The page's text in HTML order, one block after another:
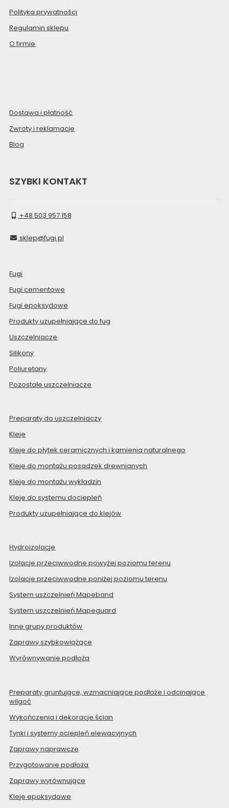
Polityka prywatności
Regulamin sklepu
O firmie
Dostawa i płatność
Zwroty i reklamacje
Blog
SZYBKI KONTAKT
+48 503 957 158
sklep@fugi.pl
Fugi
Fugi cementowe
Fugi epoksydowe
Produkty uzupełniające do fug
Uszczelniacze
Silikony
Poliuretany
Pozostałe uszczelniacze
Preparaty do uszczelniaczy
Kleje
Kleje do płytek ceramicznych i kamienia naturalnego
Kleje do montażu posadzek drewnianych
Kleje do montażu wykładzin
Kleje do systemu dociepleń
Produkty uzupełniające do klejów
Hydroizolacje
Izolacje przeciwwodne powyżej poziomu terenu
Izolacje przeciwwodne poniżej poziomu terenu
System uszczelnień Mapeband
System uszczelnień Mapeguard
Inne grupy produktów
Zaprawy szybkowiążące
Wyrównywanie podłoża
Preparaty gruntujące, wzmacniające podłoże i odcinające
wilgoć
Wykończenia i dekoracje ścian
Tynki i systemy ociepleń elewacyjnych
Zaprawy naprawcze
Przygotowanie podłoża
Zaprawy wyrównujące
Kleje epoksydowe